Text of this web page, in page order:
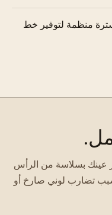
منظمة لتوفير خط
عينك بسلاسة من الرأس
تضارب لوني صارخ أو